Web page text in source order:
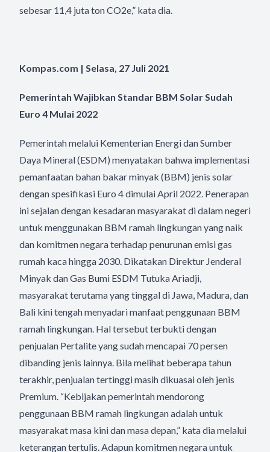
sebesar 11,4 juta ton CO2e,” kata dia.
Kompas.com | Selasa, 27 Juli 2021
Pemerintah Wajibkan Standar BBM Solar Sudah
Euro 4 Mulai 2022
Pemerintah melalui Kementerian Energi dan Sumber
Daya Mineral (ESDM) menyatakan bahwa implementasi
pemanfaatan bahan bakar minyak (BBM) jenis solar
dengan spesifikasi Euro 4 dimulai April 2022. Penerapan
ini sejalan dengan kesadaran masyarakat di dalam negeri
untuk menggunakan BBM ramah lingkungan yang naik
dan komitmen negara terhadap penurunan emisi gas
rumah kaca hingga 2030. Dikatakan Direktur Jenderal
Minyak dan Gas Bumi ESDM Tutuka Ariadji,
masyarakat terutama yang tinggal di Jawa, Madura, dan
Bali kini tengah menyadari manfaat penggunaan BBM
ramah lingkungan. Hal tersebut terbukti dengan
penjualan Pertalite yang sudah mencapai 70 persen
dibanding jenis lainnya. Bila melihat beberapa tahun
terakhir, penjualan tertinggi masih dikuasai oleh jenis
Premium. “Kebijakan pemerintah mendorong
penggunaan BBM ramah lingkungan adalah untuk
masyarakat masa kini dan masa depan,” kata dia melalui
keterangan tertulis. Adapun komitmen negara untuk